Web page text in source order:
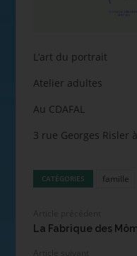
L’art du portrait
Atelier adultes
Au CDAFAL
3 rue Georges Risler
CATÉGORIES famille
La Fabrique des